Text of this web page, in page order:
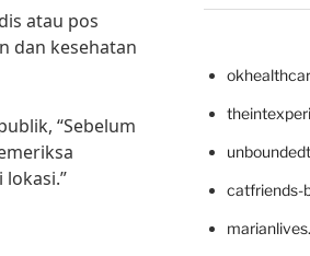
atau pos
dan kesehatan
“Sebelum
catfriends-